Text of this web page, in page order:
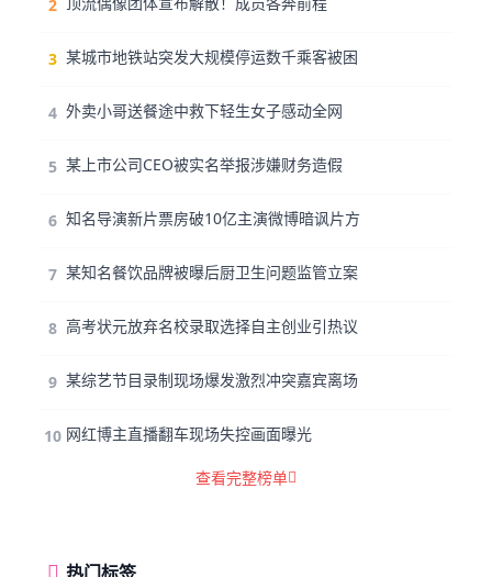
2
3 某城市地铁站突发大规模停运数千乘客被困
4 外卖小哥送餐途中救下轻生女子感动全网
5 某上市公司CEO被实名举报涉嫌财务造假
6 知名导演新片票房破10亿主演微博暗讽片方
7 某知名餐饮品牌被曝后厨卫生问题监管立案
8 高考状元放弃名校录取选择自主创业引热议
9 某综艺节目录制现场爆发激烈冲突嘉宾离场
10 网红博主直播翻车现场失控画面曝光
查看完整榜单